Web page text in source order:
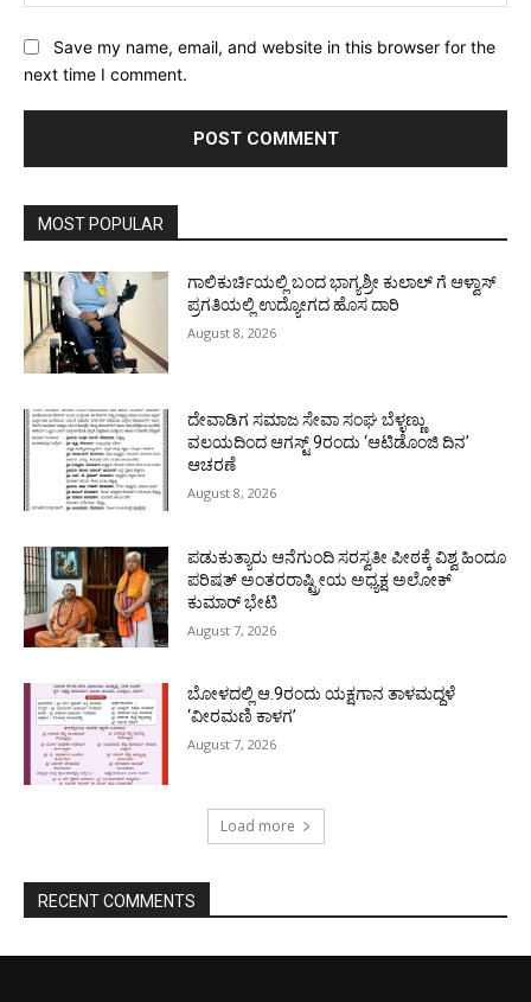
Save my name, email, and website in this browser for the
next time I comment.
MOST POPULAR
ಗಾಲಿಕುರ್ಚಿಯಲ್ಲಿ ಬಂದ ಭಾಗ್ಯಶ್ರೀ ಕುಲಾಲ್ ಗೆ ಆಳ್ವಾಸ್
ಪ್ರಗತಿಯಲ್ಲಿ ಉದ್ಯೋಗದ ಹೊಸ ದಾರಿ
August 8, 2026
ದೇವಾಡಿಗ ಸಮಾಜ ಸೇವಾ ಸಂಘ ಬೆಳ್ಳಣ್ಣು
ವಲಯದಿಂದ ಆಗಸ್ಟ್ 9ರಂದು ‘ಆಟಿಡೊಂಜಿ ದಿನ’
ಆಚರಣೆ
August 8, 2026
ಪಡುಕುತ್ಯಾರು ಆನೆಗುಂದಿ ಸರಸ್ವತೀ ಪೀಠಕ್ಕೆ ವಿಶ್ವ ಹಿಂದೂ
ಪರಿಷತ್ ಅಂತರರಾಷ್ಟ್ರೀಯ ಅಧ್ಯಕ್ಷ ಅಲೋಕ್
ಕುಮಾರ್ ಭೇಟಿ
August 7, 2026
ಬೋಳದಲ್ಲಿ ಆ.9ರಂದು ಯಕ್ಷಗಾನ ತಾಳಮದ್ದಳೆ
‘ವೀರಮಣಿ ಕಾಳಗ’
August 7, 2026
Load more
RECENT COMMENTS